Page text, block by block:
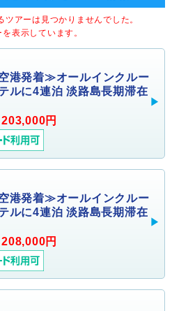
ツアーは見つかりませんでした。
表示しています。
港発着≫オールインクルー
ルに4連泊 淡路島長期滞在
円
港発着≫オールインクルー
ルに4連泊 淡路島長期滞在
円